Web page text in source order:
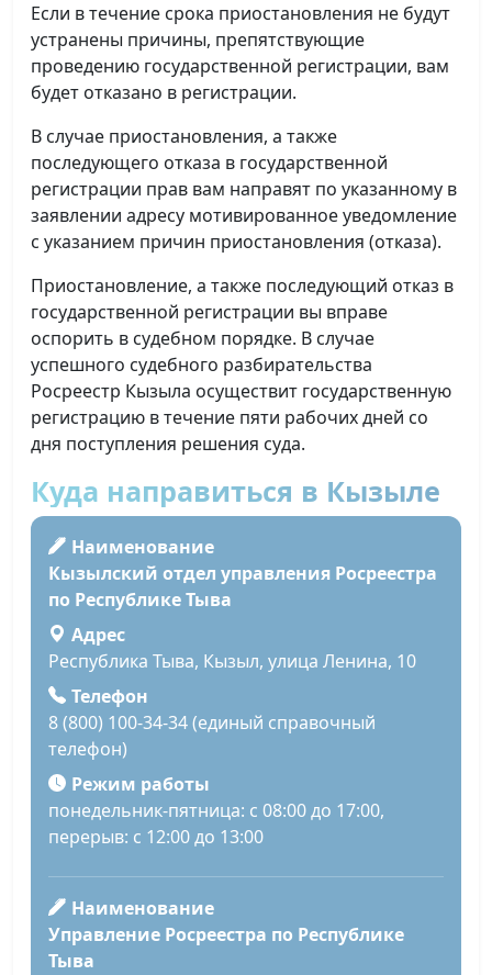
Если в течение срока приостановления не будут
устранены причины, препятствующие
проведению государственной регистрации, вам
будет отказано в регистрации.
В случае приостановления, а также
последующего отказа в государственной
регистрации прав вам направят по указанному в
заявлении адресу мотивированное уведомление
с указанием причин приостановления (отказа).
Приостановление, а также последующий отказ в
государственной регистрации вы вправе
оспорить в судебном порядке. В случае
успешного судебного разбирательства
Росреестр Кызыла осуществит государственную
регистрацию в течение пяти рабочих дней со
дня поступления решения суда.
Куда направиться в Кызыле
Наименование
Кызылский отдел управления Росреестра
по Республике Тыва
Адрес
Республика Тыва, Кызыл, улица Ленина, 10
Телефон
8 (800) 100-34-34 (единый справочный
телефон)
Режим работы
понедельник-пятница: с 08:00 до 17:00,
перерыв: с 12:00 до 13:00
Наименование
Управление Росреестра по Республике
Тыва